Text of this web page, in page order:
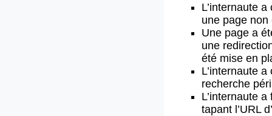
L’internaute
une page non
Une page a
une
été mise en
L’internaute
recherche
L’internaute
tapant l’URL